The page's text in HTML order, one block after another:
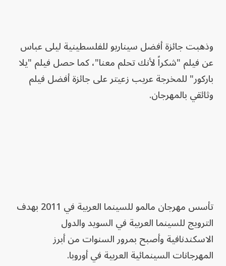
وذهبت جائزة أفضل سيناريو للفلسطينية ليلى عباس
عن فيلم "شكراً لأنك تحلم معنا"، كما حصل فيلم "يلا
باركور" للمخرجة عريب زعيتر على جائزة أفضل فيلم
وثائقي بالمهرجان.
تأسس مهرجان مالمو للسينما العربية في 2011 بهدف
الترويج للسينما العربية في السويد والدول
الاسكندنافية وأصبح بمرور السنوات من أبرز
المهرجانات السينمائية العربية في أوروبا.